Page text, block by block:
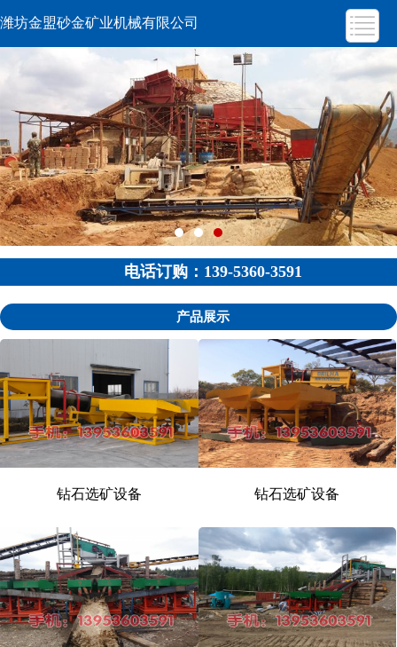
潍坊金盟砂金矿业机械有限公司
电话订购：139-5360-3591
产品展示
钻石选矿设备 钻石选矿设备